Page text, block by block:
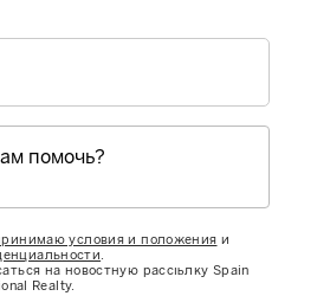
условия и положения и
.
на новостную рассылку Spain
Realty.